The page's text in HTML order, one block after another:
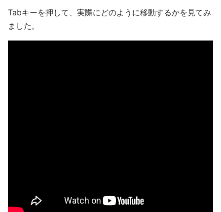
Tabキーを押して、実際にどのように移動するかを見てみ
ました。